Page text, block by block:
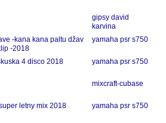
gipsy david
karvina
-kana kana paltu džav
-2018
yamaha psr s750
4 disco 2018 yamaha psr s750
mixcraft-cubase
letny mix 2018 yamaha psr s750